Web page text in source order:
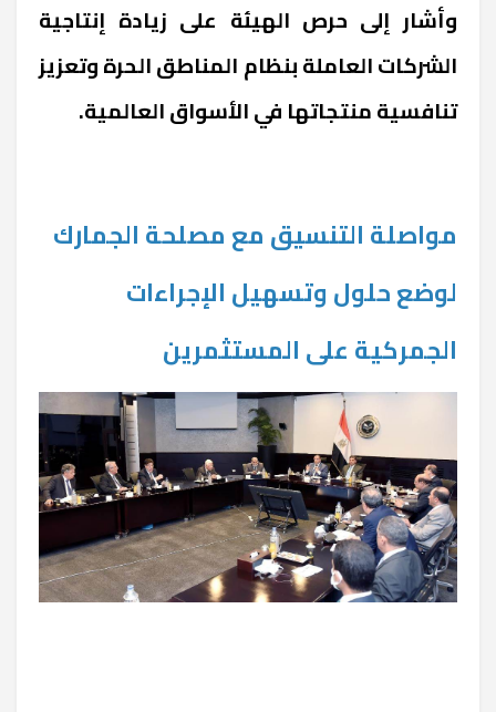
وأشار إلى حرص الهيئة على زيادة إنتاجية
الشركات العاملة بنظام المناطق الحرة وتعزيز
تنافسية منتجاتها في الأسواق العالمية.
مواصلة التنسيق مع مصلحة الجمارك
لوضع حلول وتسهيل الإجراءات
الجمركية على المستثمرين